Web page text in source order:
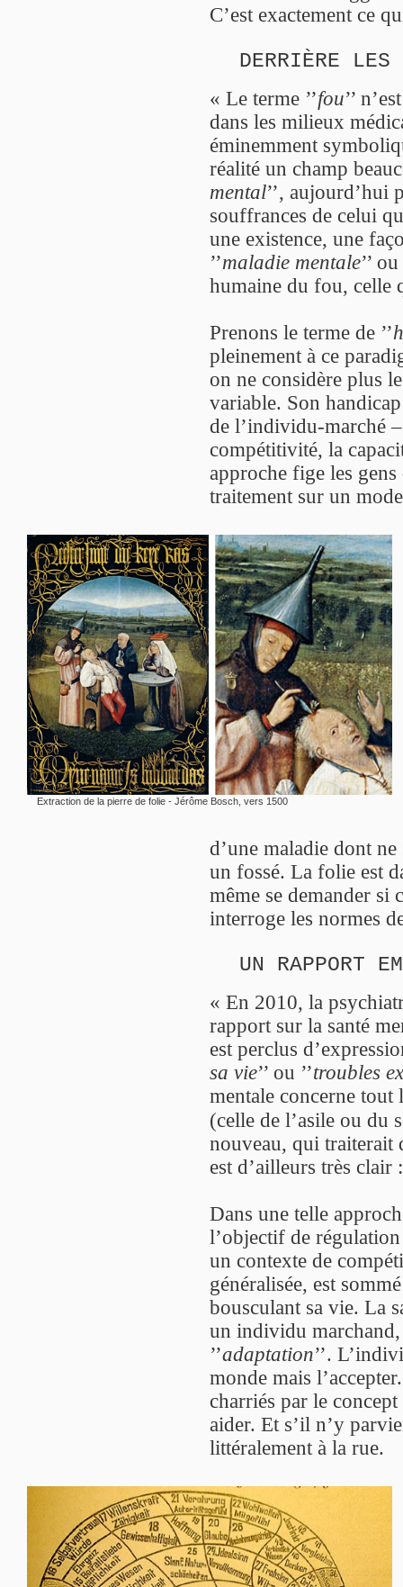
C’est exactement ce
DERRIÈRE LES
« Le terme ’’fou’’
dans les milieux
éminemment
réalité un champ
mental’’, aujourd’hui
souffrances de celui
une existence, une
’’maladie mentale’’
humaine du fou, celle
Prenons le terme de ’’
pleinement à ce
on ne considère plus
variable. Son
de l’individu-marché
compétitivité, la
approche fige les
traitement sur un
Extraction de la pierre de folie - Jérôme Bosch, vers 1500
d’une maladie dont
un fossé. La folie est
même se demander si
interroge les normes
UN RAPPORT
« En 2010, la
rapport sur la santé
est perclus
sa vie’’ ou ’’troubles
mentale concerne tout
(celle de l’asile ou du
nouveau, qui traiterait
est d’ailleurs très clair :
Dans une telle
l’objectif de
un contexte de
généralisée, est
bousculant sa vie. La
un individu marchand,
’’adaptation’’.
monde mais
charriés par le concept
aider. Et s’il n’y
littéralement à la rue.